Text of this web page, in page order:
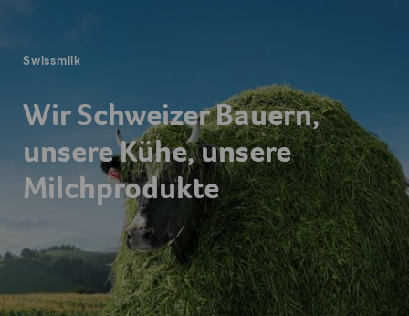
Swissmilk
Wir Schweizer Bauern,
unsere Kühe, unsere
Milchprodukte